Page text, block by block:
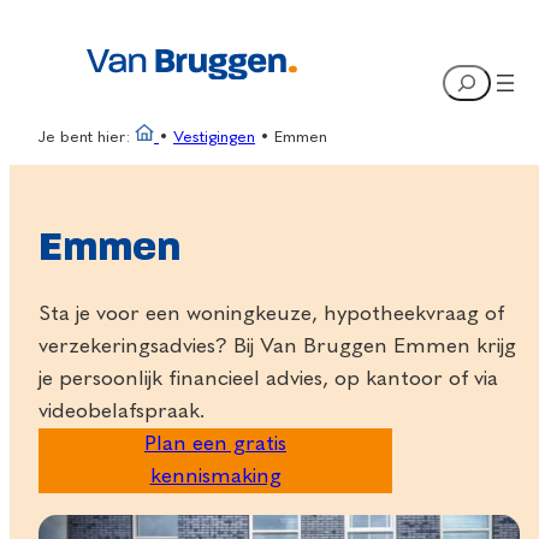
Search
Je bent hier: • Vestigingen • Emmen
Emmen
Sta je voor een woningkeuze, hypotheekvraag of
verzekeringsadvies? Bij Van Bruggen Emmen krijg
je persoonlijk financieel advies, op kantoor of via
videobelafspraak.
Plan een gratis
kennismaking